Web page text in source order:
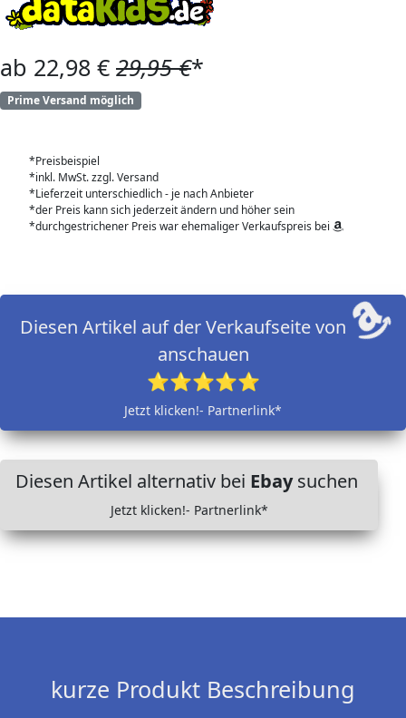
ab 22,98 € 29,95 €*
Prime Versand möglich
*Preisbeispiel
*inkl. MwSt. zzgl. Versand
*Lieferzeit unterschiedlich - je nach Anbieter
*der Preis kann sich jederzeit ändern und höher sein
*durchgestrichener Preis war ehemaliger Verkaufspreis bei
Diesen Artikel auf der Verkaufseite von
anschauen
⭐⭐⭐⭐⭐
Jetzt klicken!- Partnerlink*
Diesen Artikel alternativ bei Ebaysuchen
Jetzt klicken!- Partnerlink*
kurze Produkt Beschreibung